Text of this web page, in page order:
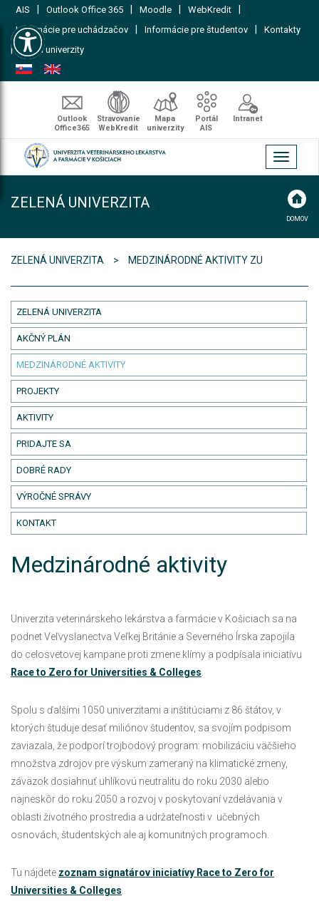
Open toolbar
AIS Outlook Office 365 Moodle WebKredit
Informácie pre uchádzačov Informácie pre študentov Kontakty
| Mapa univerzity
Outlook
Office365
Stravovanie
WebKredit
Mapa
univerzity
Portál
AIS
Intranet
Toggle
ZELENÁ UNIVERZITA
DOMOV
ZELENÁ UNIVERZITA MEDZINÁRODNÉ AKTIVITY ZU
ZELENÁ UNIVERZITA
AKČNÝ PLÁN
MEDZINÁRODNÉ AKTIVITY
PROJEKTY
AKTIVITY
PRIDAJTE SA
DOBRÉ RADY
VÝROČNÉ SPRÁVY
KONTAKT
Medzinárodné aktivity
Univerzita veterinárskeho lekárstva a farmácie v Košiciach sa na
podnet Veľvyslanectva Veľkej Británie a Severného Írska zapojila
do celosvetovej kampane proti zmene klímy a podpísala iniciatívu
Race to Zero for Universities & Colleges
Spolu s ďalšími 1050 univerzitami a inštitúciami z 86 štátov, v
ktorých študuje desať miliónov študentov, sa svojím podpisom
zaviazala, že podporí trojbodový program: mobilizáciu väčšieho
množstva zdrojov pre výskum zameraný na klimatické zmeny,
záväzok dosiahnuť uhlíkovú neutralitu do roku 2030 alebo
najneskôr do roku 2050 a rozvoj v poskytovaní vzdelávania v
oblasti životného prostredia a udržateľnosti v učebných
osnovách, študentských ale aj komunitných programoch.
Tu nájdete zoznam signatárov iniciatívy Race to Zero for
Universities & Colleges